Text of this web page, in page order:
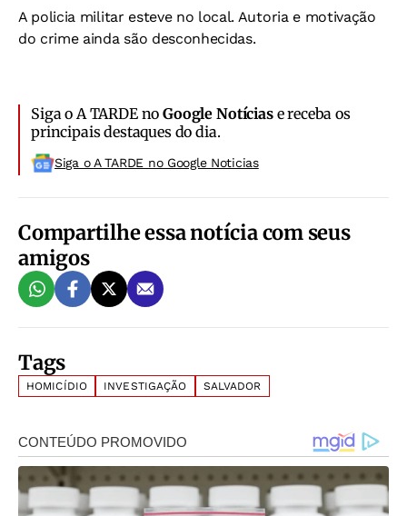
A policia militar esteve no local. Autoria e motivação
do crime ainda são desconhecidas.
Siga o A TARDE noGoogle Notíciase receba os
principais destaques do dia.
Siga o A TARDE no Google Noticias
Compartilhe essa notícia com seus
amigos
Tags
HOMICÍDIO INVESTIGAÇÃO SALVADOR